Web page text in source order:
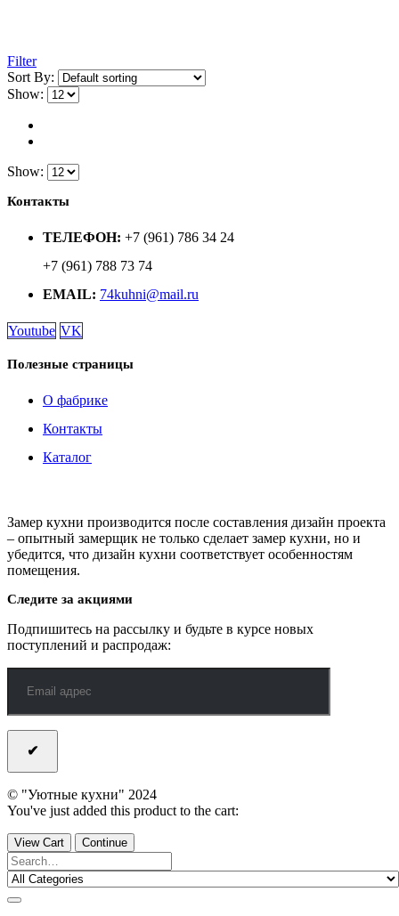
Filter
Sort By:
Show:
Show:
Контакты
ТЕЛЕФОН: +7 (961) 786 34 24
+7 (961) 788 73 74
EMAIL: 74kuhni@mail.ru
Youtube VK
Полезные страницы
О фабрике
Контакты
Каталог
Замер кухни производится после составления дизайн проекта
– опытный замерщик не только сделает замер кухни, но и
убедится, что дизайн кухни соответствует особенностям
помещения.
Следите за акциями
Подпишитесь на рассылку и будьте в курсе новых
поступлений и распродаж:
© "Уютные кухни" 2024
You've just added this product to the cart:
View Cart Continue